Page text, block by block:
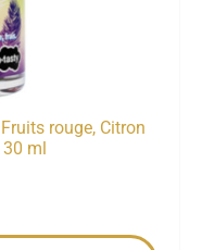
rouge, Citron
30 ml